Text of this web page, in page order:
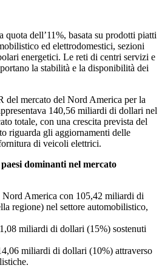
dell’11%, basata su prodotti piatti
ed elettrodomestici, sezioni
energetici. Le reti di centri servizi e
la stabilità e la disponibilità dei
del mercato del Nord America per la
140,56 miliardi di dollari nel
totale, con una crescita prevista del
riguarda gli aggiornamenti delle
di veicoli elettrici.
dominanti nel mercato
America con 105,42 miliardi di
regione) nel settore automobilistico,
miliardi di dollari (15%) sostenuti
miliardi di dollari (10%) attraverso